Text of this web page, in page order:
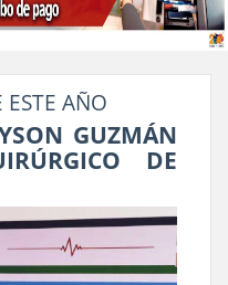
ESTE AÑO
GUZMÁN
DE